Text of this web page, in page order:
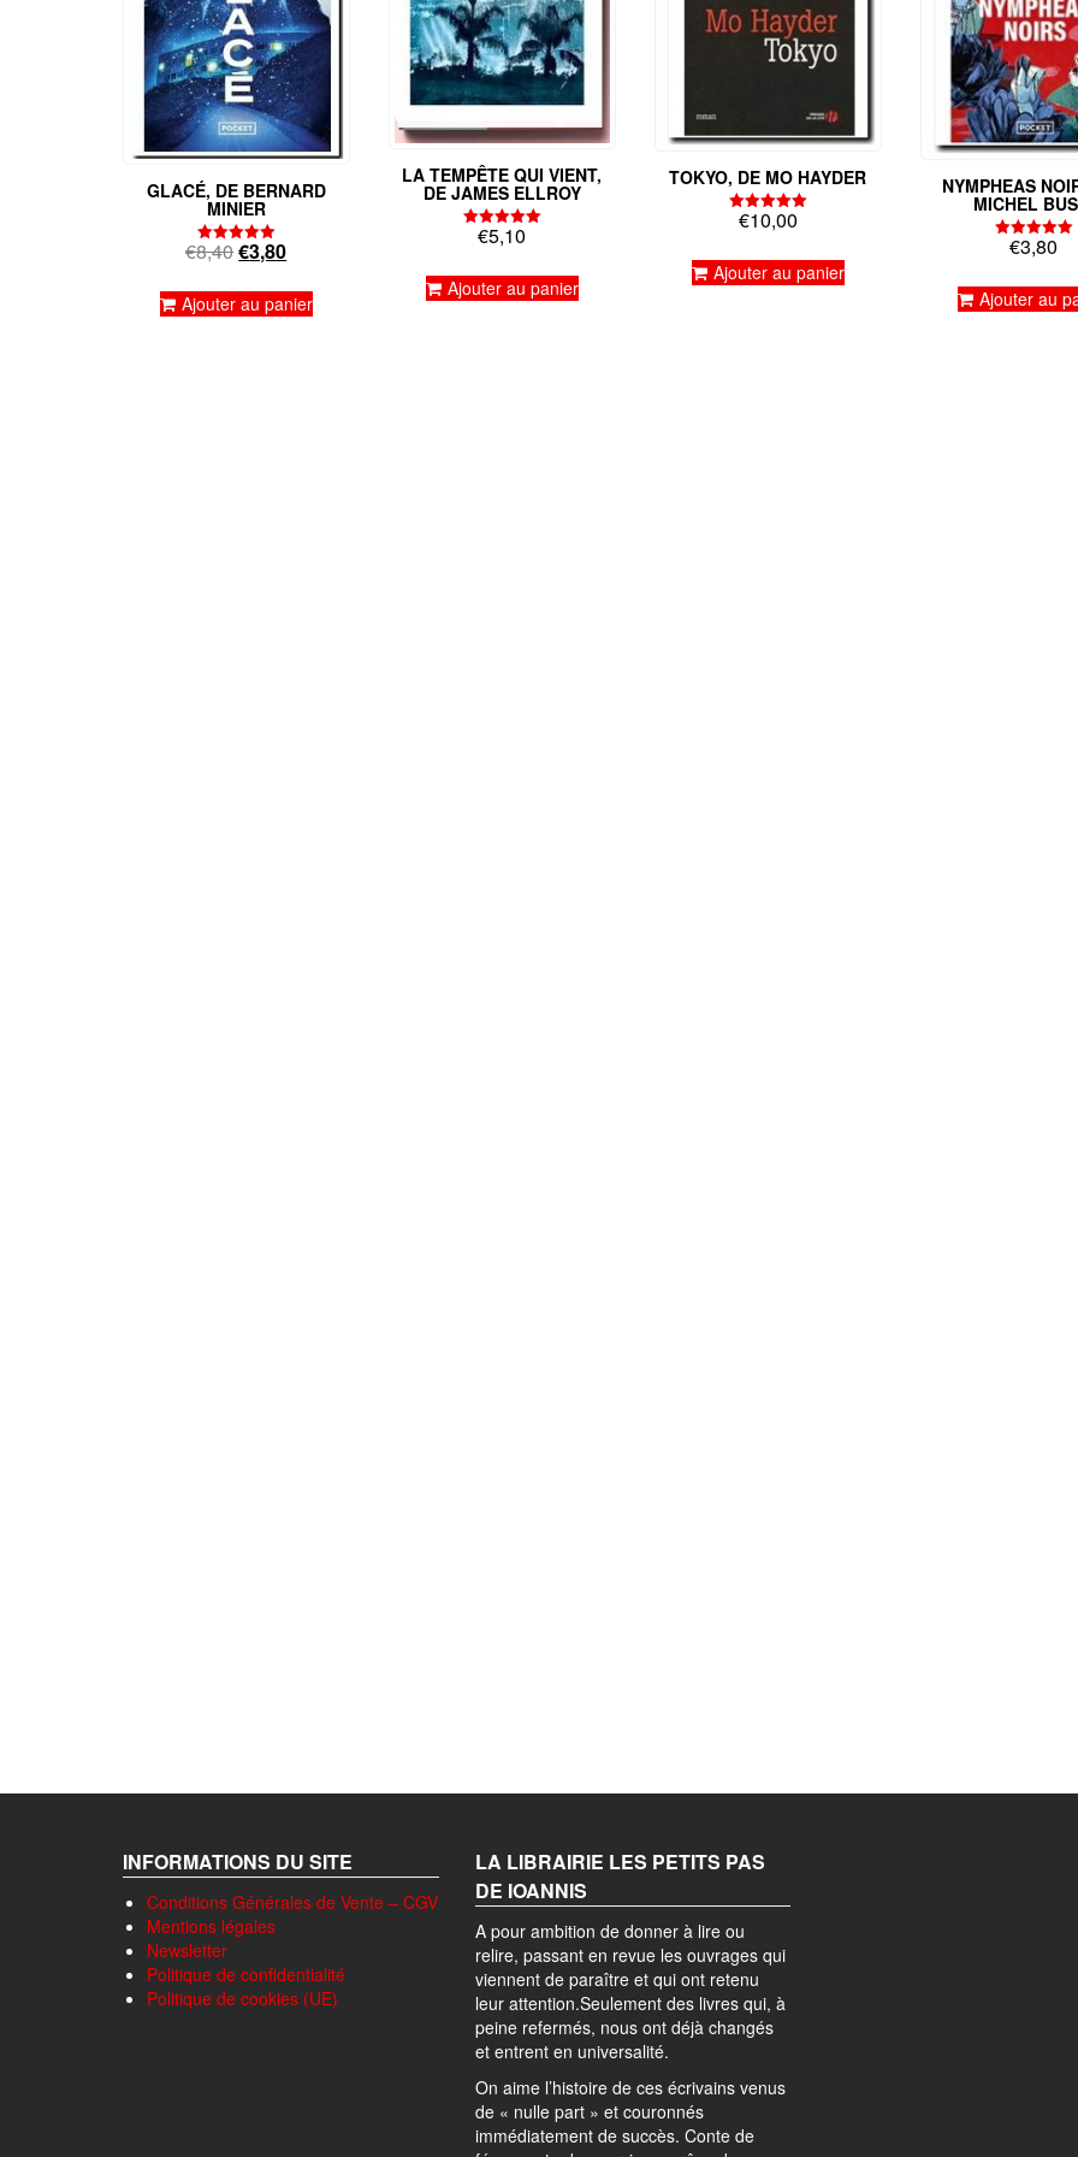
GLACÉ, DE BERNARD
MINIER
Note
€8,40Le
initial
€3,80Le
actuel
Ajouter au panier
LA TEMPÊTE QUI VIENT,
DE JAMES ELLROY
Note
5.00
€5,10
Ajouter au panier
TOKYO, DE MO HAYDER
Note
5.00
€10,00
Ajouter au panier
NYMPHEAS
MICHEL
Note
5.00
€3,80
Ajouter au
INFORMATIONS DU SITE
Conditions Générales de Vente – CGV
Mentions légales
Newsletter
Politique de confidentialité
Politique de cookies (UE)
LA LIBRAIRIE LES PETITS PAS
DE IOANNIS
A pour ambition de donner à lire ou
relire, passant en revue les ouvrages qui
viennent de paraître et qui ont retenu
leur attention.Seulement des livres qui, à
peine refermés, nous ont déjà changés
et entrent en universalité.
On aime l’histoire de ces écrivains venus
de « nulle part » et couronnés
immédiatement de succès. Conte de